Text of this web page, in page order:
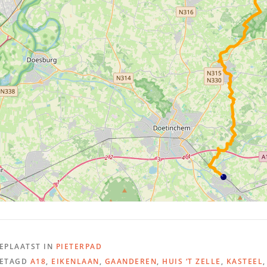
IN PIETERPAD
A18, EIKENLAAN, GAANDEREN, HUIS ‘T ZELLE , KASTEEL,